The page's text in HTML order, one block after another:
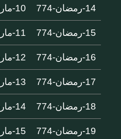
14-رمضان-774 10-مارس-1373
15-رمضان-774 11-مارس-1373
16-رمضان-774 12-مارس-1373
17-رمضان-774 13-مارس-1373
18-رمضان-774 14-مارس-1373
19-رمضان-774 15-مارس-1373